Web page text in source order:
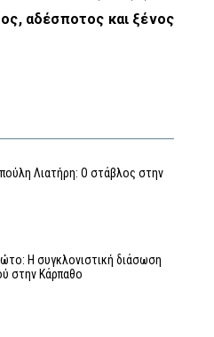
αδέσποτος και ξένος
Λιατήρη: Ο στάβλος στην
Η συγκλονιστική διάσωση
στην Κάρπαθο